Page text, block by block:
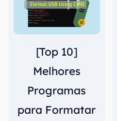
[Top 10]
Melhores
Programas
para Formatar